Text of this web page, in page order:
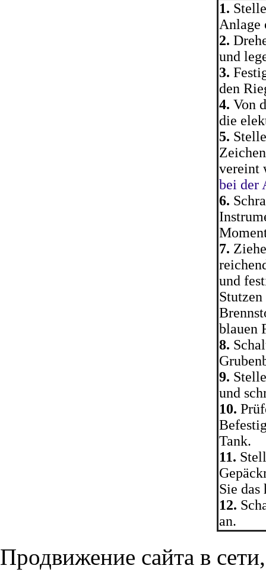
1.
Anlage
2.
und
3.
den
4. Von
die
5.
vereint
bei der
6.
7.
und
blauen
8.
9.
und
10.
Tank.
11.
Sie das
12.
an.
Продвижение сайта в